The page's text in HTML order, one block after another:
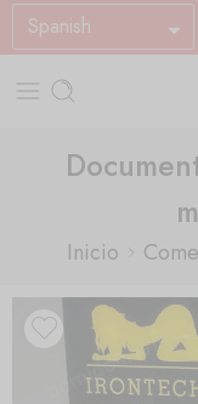
Spanish
Inicio